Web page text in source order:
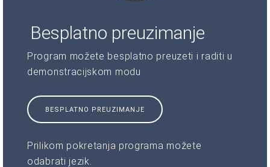
Besplatno preuzimanje
Program možete besplatno preuzeti i raditi u
demonstracijskom modu
BESPLATNO PREUZIMANJE
Prilikom pokretanja programa možete
odabrati jezik.